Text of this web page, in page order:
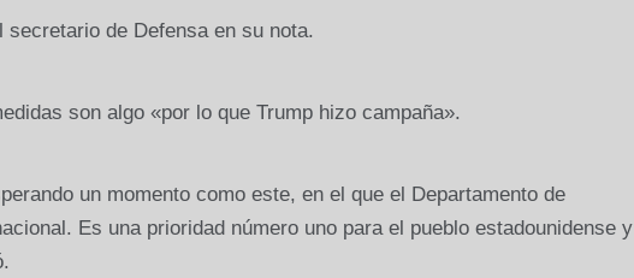
de Defensa en su nota.
son algo «por lo que Trump hizo campaña».
un momento como este, en el que el Departamento de
Es una prioridad número uno para el pueblo estadounidense y